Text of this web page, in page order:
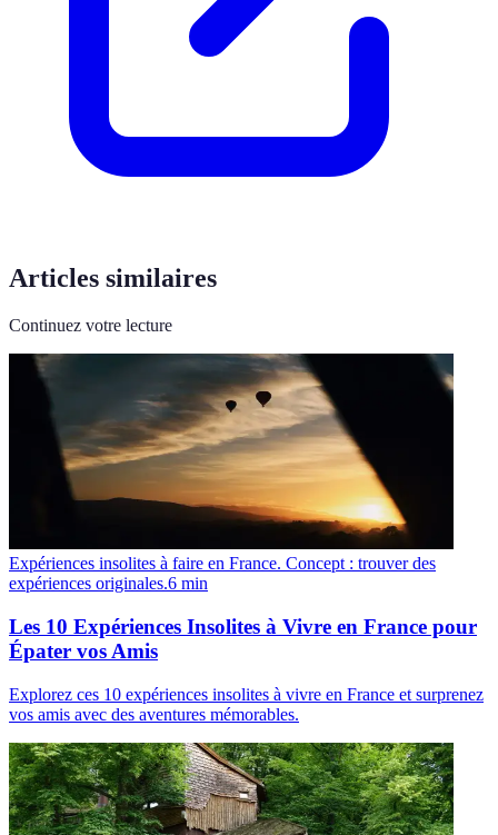
Articles similaires
Continuez votre lecture
Expériences insolites à faire en France. Concept : trouver des
expériences originales.6 min
Les 10 Expériences Insolites à Vivre en France pour
Épater vos Amis
Explorez ces 10 expériences insolites à vivre en France et surprenez
vos amis avec des aventures mémorables.